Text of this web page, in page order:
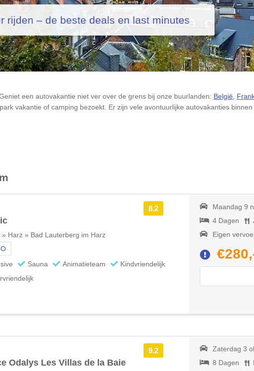
rijden – de beste deals en last minutes
een autovakantie niet ver over de grens bij onze buurlanden: België
vakantie of camping bezoekt. Er zijn vele avontuurlijke autovakanties
8.2
» Harz » Bad Lauterberg im Harz
Sauna Animatieteam
Kindvriendelijk
Maandag 9
4 Dagen
Eigen
9.2
Odalys Les Villas de la Baie
Zaterdag 3
8 Dagen